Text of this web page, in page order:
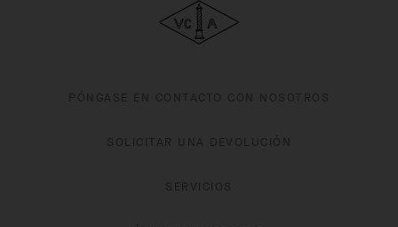
PÓNGASE EN CONTACTO CON NOSOTROS
SOLICITAR UNA DEVOLUCIÓN
SERVICIOS